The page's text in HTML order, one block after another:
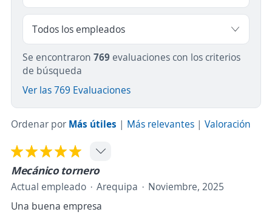
Se encontraron 769 evaluaciones con los criterios
de búsqueda
Ver las 769 Evaluaciones
Ordenar por Más útiles | Más relevantes | Valoración
Mecánico tornero
Actual empleado Arequipa
Noviembre, 2025
Una buena empresa